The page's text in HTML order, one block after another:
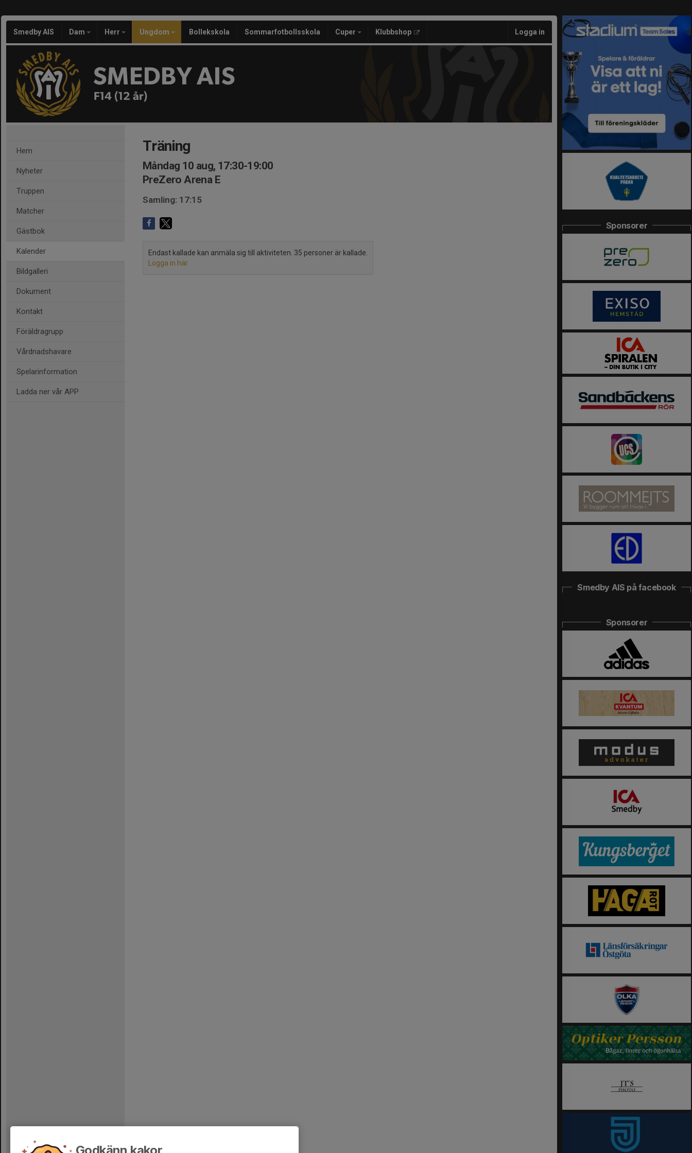
Smedby AIS Dam Herr Ungdom Bollekskola Sommarfotbollsskola Cuper Klubbshop Logga in
SMEDBY AIS
F14 (12 år)
Hem
Nyheter
Truppen
Matcher
Gästbok
Kalender
Bildgalleri
Dokument
Kontakt
Föräldragrupp
Vårdnadshavare
Spelarinformation
Ladda ner vår APP
Träning
Måndag 10 aug, 17:30-19:00
PreZero Arena E
Samling: 17:15
Endast kallade kan anmäla sig till aktiviteten. 35 personer är kallade.
Logga in här
Sponsorer
Smedby AIS på facebook
Sponsorer